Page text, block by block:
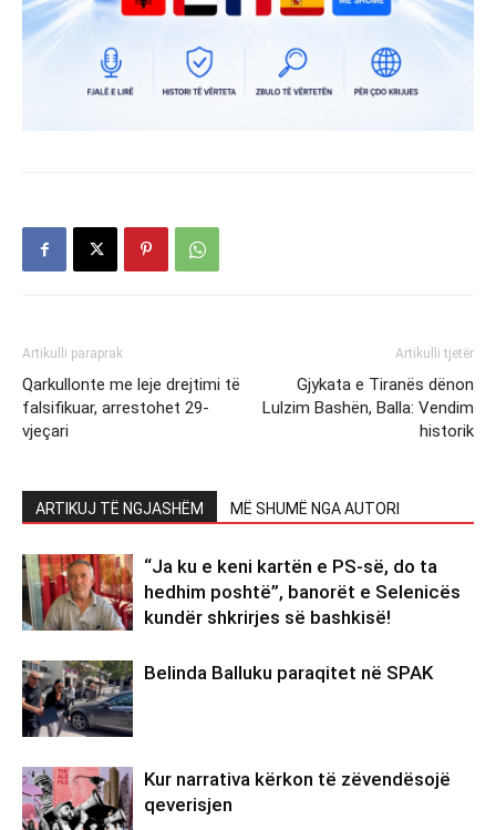
Artikulli paraprak
Qarkullonte me leje drejtimi të
falsifikuar, arrestohet 29-
vjeçari
Artikulli tjetër
Gjykata e Tiranës dënon
Lulzim Bashën, Balla: Vendim
historik
ARTIKUJ TË NGJASHËM MË SHUMË NGA AUTORI
“Ja ku e keni kartën e PS-së, do ta
hedhim poshtë”, banorët e Selenicës
kundër shkrirjes së bashkisë!
Belinda Balluku paraqitet në SPAK
Kur narrativa kërkon të zëvendësojë
qeverisjen